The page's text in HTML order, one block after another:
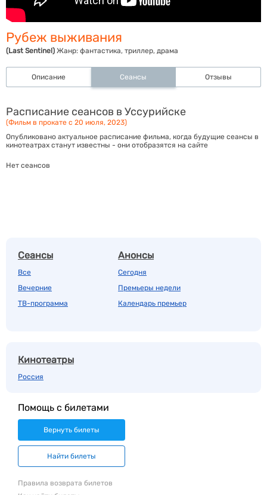
Рубеж выживания
(Last Sentinel) Жанр: фантастика, триллер, драма
Описание Сеансы Отзывы
Расписание сеансов в Уссурийске
(Фильм в прокате с 20 июля, 2023)
Опубликовано актуальное расписание фильма, когда будущие сеансы в
кинотеатрах станут известны - они отобразятся на сайте
Нет сеансов
Сеансы
Все
Вечерние
ТВ-программа
Анонсы
Сегодня
Премьеры недели
Календарь премьер
Кинотеатры
Россия
Помощь с билетами
Вернуть билеты
Найти билеты
Правила возврата билетов